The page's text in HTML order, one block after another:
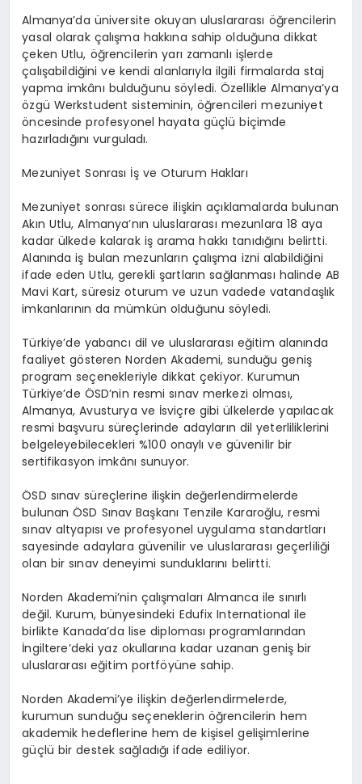
Almanya’da üniversite okuyan uluslararası öğrencilerin
yasal olarak çalışma hakkına sahip olduğuna dikkat
çeken Utlu, öğrencilerin yarı zamanlı işlerde
çalışabildiğini ve kendi alanlarıyla ilgili firmalarda staj
yapma imkânı bulduğunu söyledi. Özellikle Almanya’ya
özgü Werkstudent sisteminin, öğrencileri mezuniyet
öncesinde profesyonel hayata güçlü biçimde
hazırladığını vurguladı.
Mezuniyet Sonrası İş ve Oturum Hakları
Mezuniyet sonrası sürece ilişkin açıklamalarda bulunan
Akın Utlu, Almanya’nın uluslararası mezunlara 18 aya
kadar ülkede kalarak iş arama hakkı tanıdığını belirtti.
Alanında iş bulan mezunların çalışma izni alabildiğini
ifade eden Utlu, gerekli şartların sağlanması halinde AB
Mavi Kart, süresiz oturum ve uzun vadede vatandaşlık
imkanlarının da mümkün olduğunu söyledi.
Türkiye’de yabancı dil ve uluslararası eğitim alanında
faaliyet gösteren Norden Akademi, sunduğu geniş
program seçenekleriyle dikkat çekiyor. Kurumun
Türkiye’de ÖSD’nin resmi sınav merkezi olması,
Almanya, Avusturya ve İsviçre gibi ülkelerde yapılacak
resmi başvuru süreçlerinde adayların dil yeterliliklerini
belgeleyebilecekleri %100 onaylı ve güvenilir bir
sertifikasyon imkânı sunuyor.
ÖSD sınav süreçlerine ilişkin değerlendirmelerde
bulunan ÖSD Sınav Başkanı Tenzile Kararoğlu, resmi
sınav altyapısı ve profesyonel uygulama standartları
sayesinde adaylara güvenilir ve uluslararası geçerliliği
olan bir sınav deneyimi sunduklarını belirtti.
Norden Akademi’nin çalışmaları Almanca ile sınırlı
değil. Kurum, bünyesindeki Edufix International ile
birlikte Kanada’da lise diploması programlarından
İngiltere’deki yaz okullarına kadar uzanan geniş bir
uluslararası eğitim portföyüne sahip.
Norden Akademi’ye ilişkin değerlendirmelerde,
kurumun sunduğu seçeneklerin öğrencilerin hem
akademik hedeflerine hem de kişisel gelişimlerine
güçlü bir destek sağladığı ifade ediliyor.